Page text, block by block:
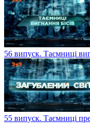
56 випуск. Таємниці
55 випуск. Таємниці